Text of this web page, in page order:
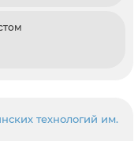
технологий им.